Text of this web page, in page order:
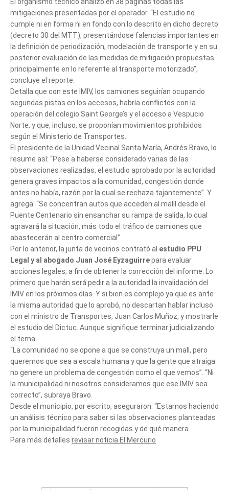
Tell us, how
can we help you?
mitigaciones presentadas por el operador. “El estudio no
cumple ni en forma ni en fondo con lo descrito en dicho decreto
(decreto 30 del MTT), presentándose falencias importantes en
la definición de periodización, modelación de transporte y en su
posterior evaluación de las medidas de mitigación propuestas
principalmente en lo referente al transporte motorizado”,
concluye el reporte.
Detalla que con este IMIV, los camiones seguirían ocupando
segundas pistas en los accesos, habría conflictos con la
operación del colegio Saint George’s y el acceso a Vespucio
Norte, y que, incluso, se proponían movimientos prohibidos
según el Ministerio de Transportes.
El presidente de la Unidad Vecinal Santa María, Andrés Bravo, lo
resume así: “Pese a haberse considerado varias de las
observaciones realizadas, el estudio aprobado por la autoridad
genera graves impactos a la comunidad, congestión donde
antes no había, razón por la cual se rechaza tajantemente”. Y
agrega: “Se concentran autos que acceden al malll desde el
Puente Centenario sin ensanchar su rampa de salida, lo cual
agravará la situación, más todo el tráfico de camiones que
abastecerán al centro comercial”.
Por lo anterior, la junta de vecinos contrató al estudio PPU
Legal y al abogado Juan José Eyzaguirrepara evaluar
acciones legales, a fin de obtener la corrección del informe. Lo
primero que harán será pedir a la autoridad la invalidación del
IMIV en los próximos días. Y si bien es complejo ya que es ante
la misma autoridad que lo aprobó, no descartan hablar incluso
con el ministro de Transportes, Juan Carlos Muñoz, y mostrarle
el estudio del Dictuc. Aunque signifique terminar judicializando
el tema.
“La comunidad no se opone a que se construya un mall, pero
queremos que sea a escala humana y que la gente que atraiga
no genere un problema de congestión como el que vemos”. “Ni
la municipalidad ni nosotros consideramos que ese IMIV sea
correcto”, subraya Bravo.
Desde el municipio, por escrito, aseguraron: “Estamos haciendo
un análisis técnico para saber si las observaciones planteadas
por la municipalidad fueron recogidas y de qué manera.
Para más detalles revisar noticia El Mercurio